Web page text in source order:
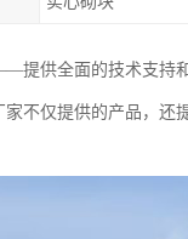
提供全面的技术支持
家不仅提供的产品，还